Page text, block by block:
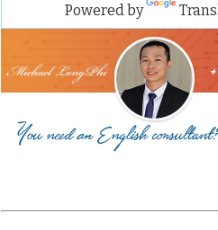
Powered by